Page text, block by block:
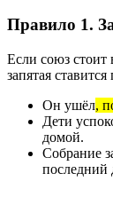
Правило 1.
Если союз стоит
запятая
Он ушёл,
Дети
домой.
Собрание
последний